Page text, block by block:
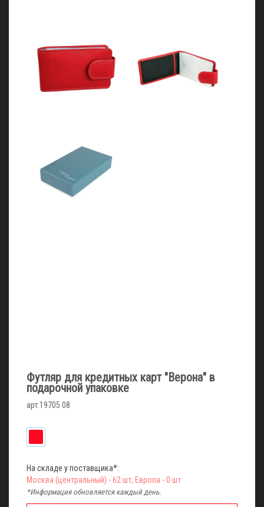
Футляр для кредитных карт "Верона" в
подарочной упаковке
арт.19705 08
На складе у поставщика*:
Москва (центральный) - 62 шт, Европа - 0 шт
*Информация обновляется каждый день.